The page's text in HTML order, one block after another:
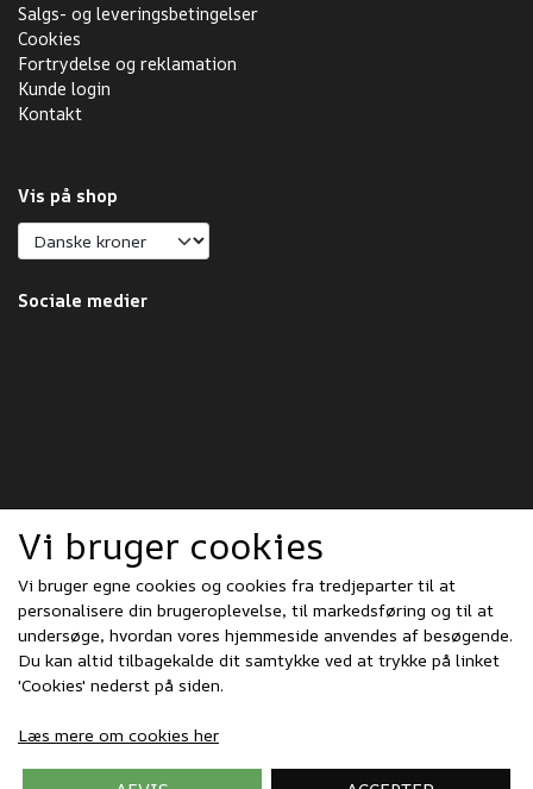
Salgs- og leveringsbetingelser
Cookies
Fortrydelse og reklamation
Kunde login
Kontakt
Vis på shop
Sociale medier
Vi bruger cookies
Vi bruger egne cookies og cookies fra tredjeparter til at
personalisere din brugeroplevelse, til markedsføring og til at
undersøge, hvordan vores hjemmeside anvendes af besøgende.
Du kan altid tilbagekalde dit samtykke ved at trykke på linket
'Cookies' nederst på siden.
Læs mere om cookies her